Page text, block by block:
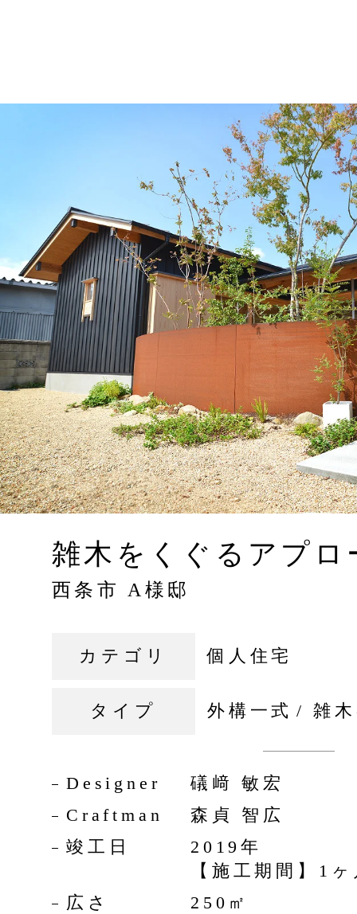
雑木をくぐるアプロ
西条市 A様邸
カテゴリ 個人住宅
タイプ 外構一式 雑
Designer
礒﨑 敏宏
Craftman
森貞 智広
竣工日
2019年
【施工期間】1
広さ
250㎡